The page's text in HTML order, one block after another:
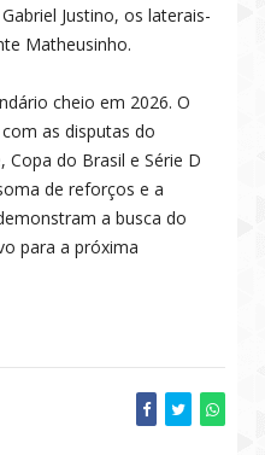
Justino, os laterais-
Matheusinho.
cheio em 2026. O
as disputas do
do Brasil e Série D
de reforços e a
a busca do
para a próxima